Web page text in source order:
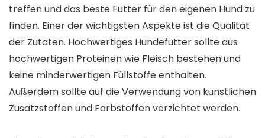
treffen und das beste Futter für den eigenen Hund zu
finden. Einer der wichtigsten Aspekte ist die Qualität
der Zutaten. Hochwertiges Hundefutter sollte aus
hochwertigen Proteinen wie Fleisch bestehen und
keine minderwertigen Füllstoffe enthalten.
Außerdem sollte auf die Verwendung von künstlichen
Zusatzstoffen und Farbstoffen verzichtet werden.